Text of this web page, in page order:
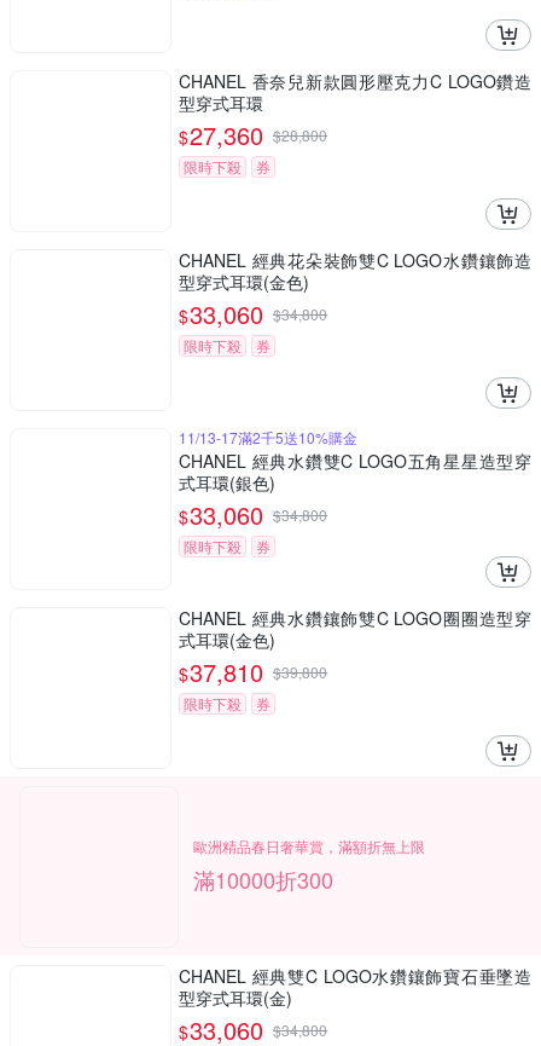
CHANEL 香奈兒新款圓形壓克力C LOGO鑽造
型穿式耳環
$27,360 $28,800
限時下殺
券
CHANEL 經典花朵裝飾雙C LOGO水鑽鑲飾造
型穿式耳環(金色)
$33,060 $34,800
限時下殺
券
11/13-17滿2千5送10%購金
CHANEL 經典水鑽雙C LOGO五角星星造型穿
式耳環(銀色)
$33,060 $34,800
限時下殺
券
CHANEL 經典水鑽鑲飾雙C LOGO圈圈造型穿
式耳環(金色)
$37,810 $39,800
限時下殺
券
歐洲精品春日奢華賞，滿額折無上限
滿10000折300
CHANEL 經典雙C LOGO水鑽鑲飾寶石垂墜造
型穿式耳環(金)
$33,060 $34,800